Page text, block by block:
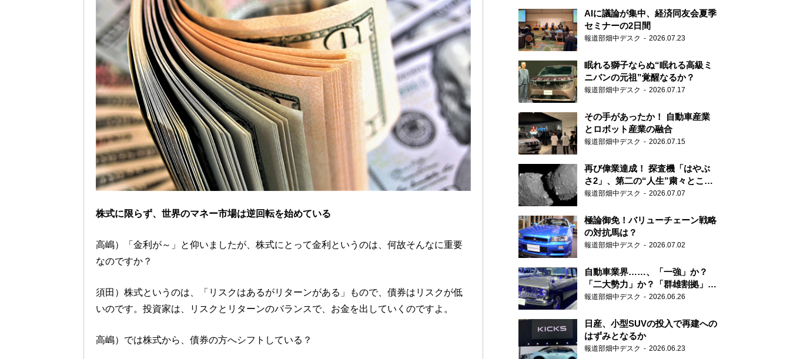
株式に限らず、世界のマネー市場は逆回転を始めている
高嶋）「金利が～」と仰いましたが、株式にとって金利というのは、何故そんなに重要
なのですか？
須田）株式というのは、「リスクはあるがリターンがある」もので、債券はリスクが低
いのです。投資家は、リスクとリターンのバランスで、お金を出していくのですよ。
高嶋）では株式から、債券の方へシフトしている？
AIに議論が集中、経済同友会夏季
セミナーの2日間
報道部畑中デスク 2026.07.23
眠れる獅子ならぬ“眠れる高級ミ
ニバンの元祖”覚醒なるか？
報道部畑中デスク 2026.07.17
その手があったか！ 自動車産業
とロボット産業の融合
報道部畑中デスク 2026.07.15
再び偉業達成！ 探査機「はやぶ
さ2」、第二の“人生”粛々とこな
す
報道部畑中デスク 2026.07.07
極論御免！バリューチェーン戦略
の対抗馬は？
報道部畑中デスク 2026.07.02
自動車業界……、「一強」か？
「二大勢力」か？「群雄割拠」
か？
報道部畑中デスク 2026.06.26
日産、小型SUVの投入で再建への
はずみとなるか
報道部畑中デスク 2026.06.23